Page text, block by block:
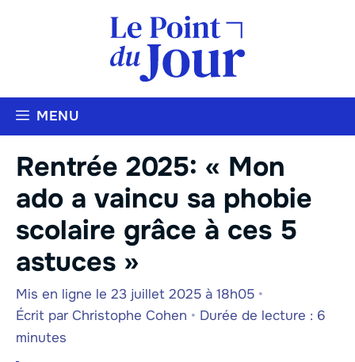
MENU
Rentrée 2025: « Mon
ado a vaincu sa phobie
scolaire grâce à ces 5
astuces »
Mis en ligne le 23 juillet 2025 à 18h05 •
Écrit par Christophe Cohen • Durée de lecture : 6
minutes